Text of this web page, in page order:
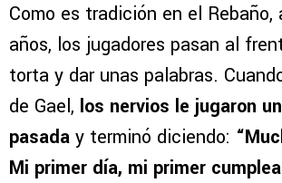
Como es tradición en el Rebaño,
años, los jugadores pasan al
torta y dar unas palabras.
de Gael, los nervios le jugaron
pasada y terminó diciendo:
Mi primer día, mi primer